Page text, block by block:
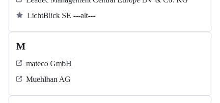
LichtBlick SE ---alt---
M
mateco GmbH
Muehlhan AG